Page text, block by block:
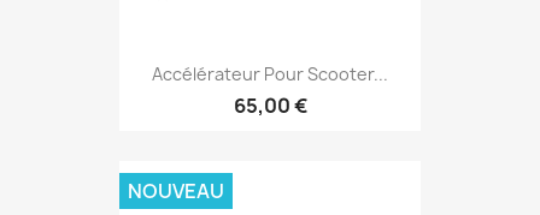
Accélérateur Pour Scooter...
65,00 €
NOUVEAU